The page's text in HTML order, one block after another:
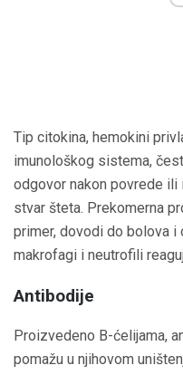
Tip citokina, hemokini
imunološkog sistema,
odgovor nakon povrede
stvar šteta. Prekomerna
primer, dovodi do bolova i
makrofagi i neutrofili
Antibodije
Proizvedeno B-ćelijama,
pomažu u njihovom